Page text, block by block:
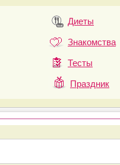
Диеты
Знакомства
Тесты
Праздник